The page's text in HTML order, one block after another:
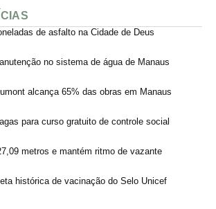
de asfalto na Cidade de Deus
no sistema de água de Manaus
alcança 65% das obras em Manaus
para curso gratuito de controle social
metros e mantém ritmo de vazante
histórica de vacinação do Selo Unicef